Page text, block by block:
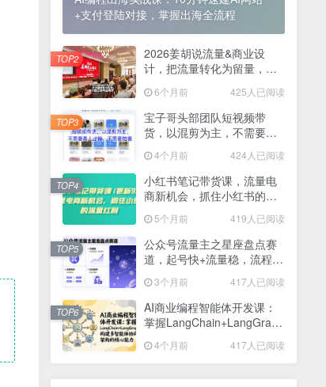
2025最新零撸项目，一部手机就可以操作，20秒一单，零投入纯薅羊毛，无门槛，一天200+【揭秘】
5 线上陪伴项目玩法，聊聊天就有收益的项目，一个月收益5000+
6 全网首发！答案之书网页版，全新玩法，搭配文档和网页，日入1k+零门槛小白首选副业
7 25年7月小红书女粉新玩法，公域转私域变现，日轻松变现2张+，5分钟简单复制好上手
8 情趣内衣暴利玩法，冷门赛道，日入1k+
9 在家就能做的项目，一天轻松300+，操作简单上手快
10 2025年百家号AI图文掘金，手机操作单号月入4-5位数，低门槛【附指令+工具】
抖音情感文案项目玩法，单月涨粉3000+，新手小白也能做
+支付登陆对接，掌握出海全流程
2026姜胡说流量&商业设
计，把流量转化为留量，设
6个月前 425人已阅读
TOP2
宝子哥头部团队短视频带
货，以混剪为主，不需要真
26年3月】
4个月前 424人已阅读
TOP3
小红书笔记带货课，流量电
商新机会，抓住小红书的流
5个月前 419人已阅读
TOP4
公众号流量主之星座盘点赛
道，起号快+流量稳，流程简
3个月前 417人已阅读
TOP5
AI商业编程智能体开发课：
掌握LangChain+LangGraph
心能力
4个月前 417人已阅读
TOP6